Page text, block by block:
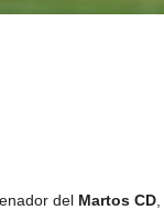
del Martos CD